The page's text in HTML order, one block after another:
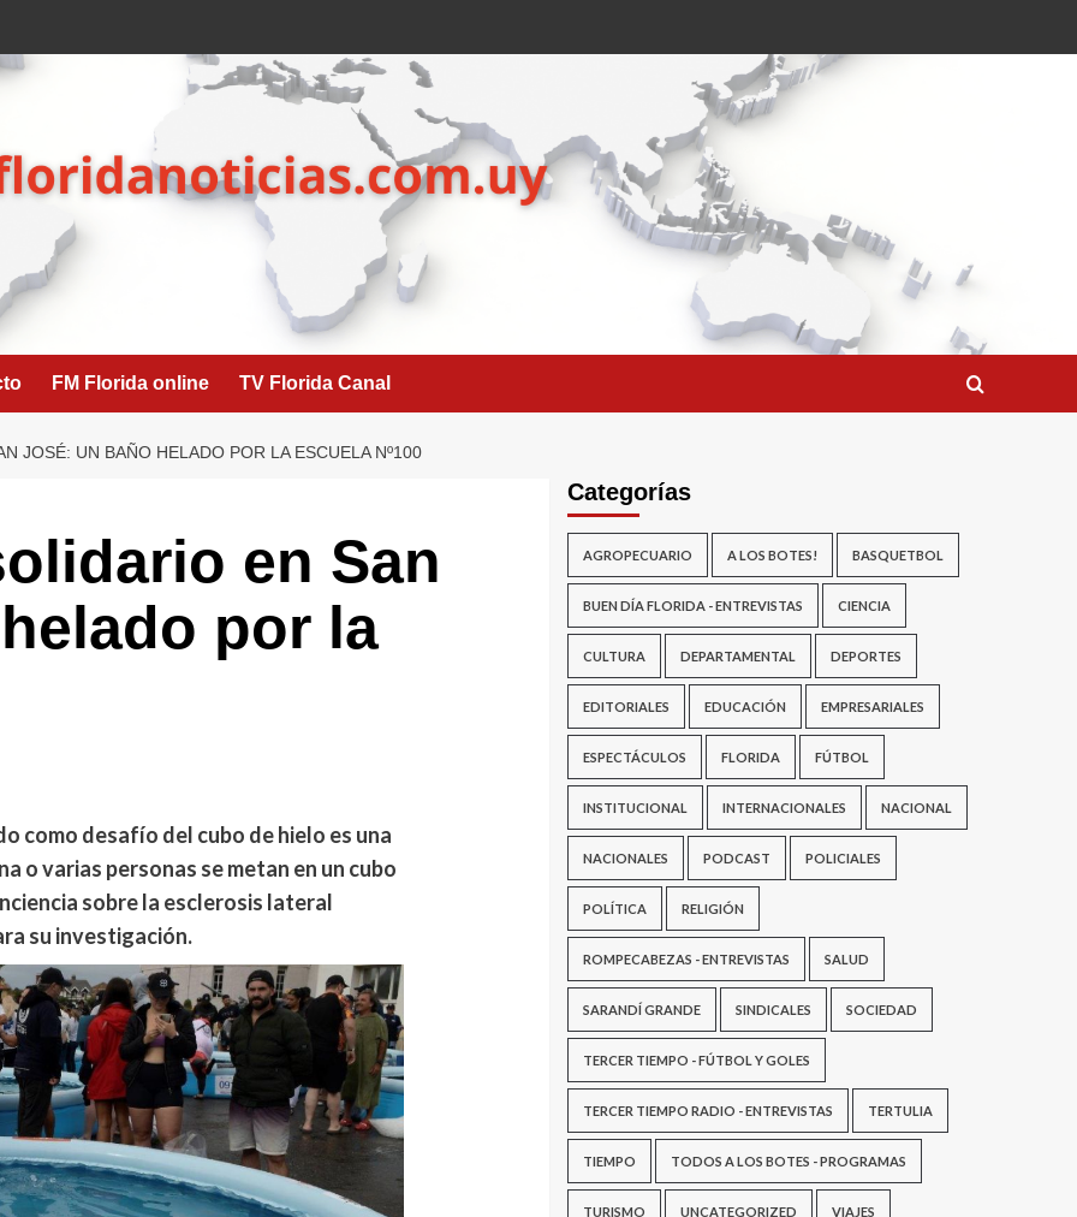
FM Florida online TV Florida Canal
JOSÉ: UN BAÑO HELADO POR LA ESCUELA Nº100
en San
por la
como desafío del cubo de hielo es una
o varias personas se metan en un cubo
sobre la esclerosis lateral
su investigación.
Categorías
AGROPECUARIO A LOS BOTES! BASQUETBOL
BUEN DÍA FLORIDA - ENTREVISTAS CIENCIA
CULTURA DEPARTAMENTAL DEPORTES
EDITORIALES EDUCACIÓN EMPRESARIALES
ESPECTÁCULOS FLORIDA FÚTBOL
INSTITUCIONAL INTERNACIONALES NACIONAL
NACIONALES PODCAST POLICIALES
POLÍTICA RELIGIÓN
ROMPECABEZAS - ENTREVISTAS SALUD
SARANDÍ GRANDE SINDICALES SOCIEDAD
TERCER TIEMPO - FÚTBOL Y GOLES
TERCER TIEMPO RADIO - ENTREVISTAS TERTULIA
TIEMPO TODOS A LOS BOTES - PROGRAMAS
TURISMO UNCATEGORIZED VIAJES